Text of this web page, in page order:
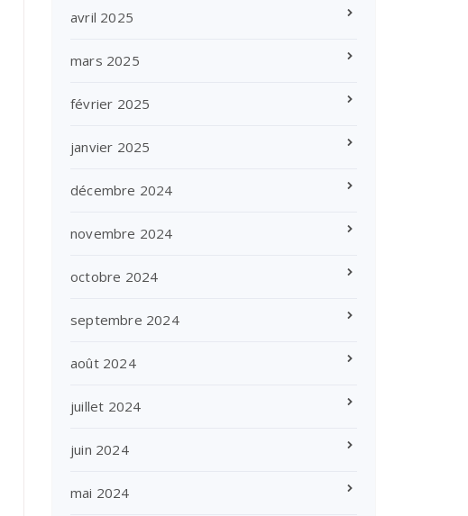
avril 2025
mars 2025
février 2025
janvier 2025
décembre 2024
novembre 2024
octobre 2024
septembre 2024
août 2024
juillet 2024
juin 2024
mai 2024